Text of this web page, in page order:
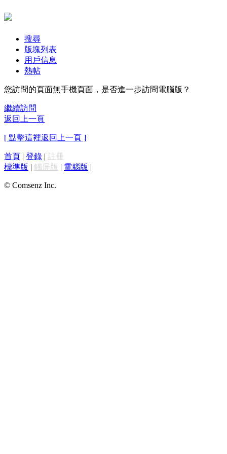
搜尋
版塊列表
用戶信息
熱帖
您訪問的頁面無手機頁面，是否進一步訪問電腦版？
繼續訪問
返回上一頁
[ 點擊這裡返回上一頁 ]
首頁 | 登錄 | 註冊
標準版 | 觸屏版 | 電腦版 |
© Comsenz Inc.